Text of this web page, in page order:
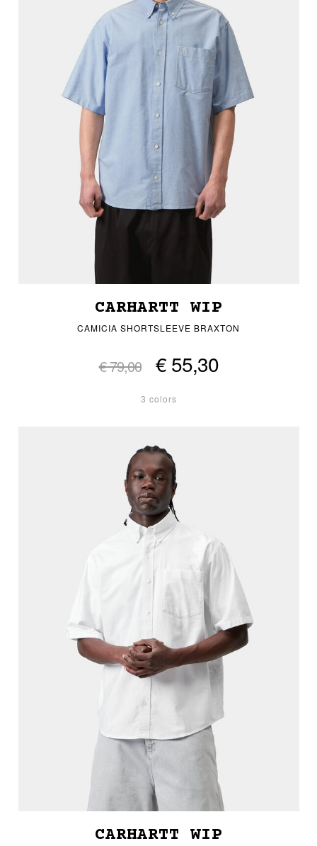
CARHARTT WIP
CAMICIA SHORTSLEEVE BRAXTON
€ 79,00 € 55,30
3 colors
CARHARTT WIP